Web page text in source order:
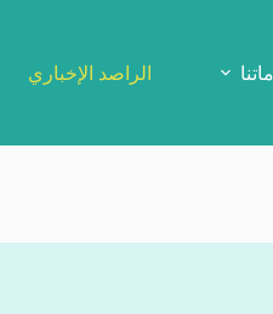
الراصد الإخباري